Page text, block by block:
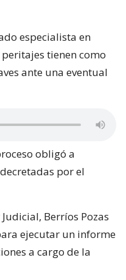
especialista en
tienen como
ante una eventual
obligó a
por el
Berríos Pozas
ejecutar un informe
a cargo de la